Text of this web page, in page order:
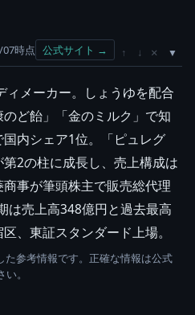
時点 公式サイト → ↑ ↓ ×
ィメーカー。しょうゆを配合
ど飴」「金のミルク」で知
内シェア1位。「ピュレグ
2の柱に成長し、売上構成は
事が筆頭株主で販売総代理
は売上高348億円と過去最高
、東証スタンダード上場。
参考情報です。正確な情報は公式
。